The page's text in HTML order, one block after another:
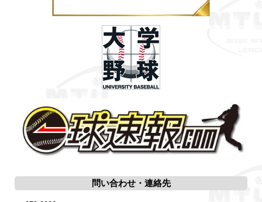
問い合わせ・連絡先